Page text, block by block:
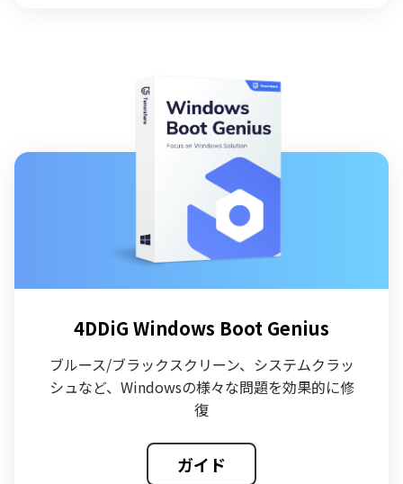
4DDiG Windows Boot Genius
ブルース/ブラックスクリーン、システムクラッ
シュなど、Windowsの様々な問題を効果的に修
復
ガイド